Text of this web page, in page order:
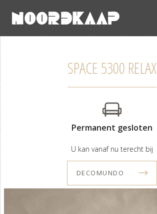
SPACE 5300 RELAX
Permanent gesloten
U kan vanaf nu terecht bij
DECOMUNDO